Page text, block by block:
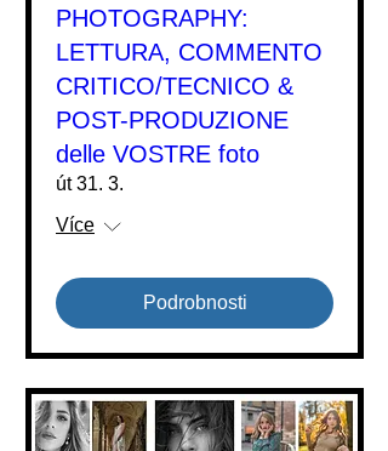
PHOTOGRAPHY:
LETTURA, COMMENTO
CRITICO/TECNICO &
POST-PRODUZIONE
delle VOSTRE foto
út 31. 3.
Více
Podrobnosti